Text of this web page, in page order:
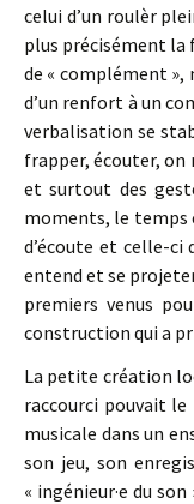
celui d’un roulèr
plus précisément la
de « complément
d’un renfort à un
verbalisation se
frapper, écouter, on
et surtout des
moments, le temps
d’écoute et celle-
entend et se
premiers venus
construction qui a
La petite création
raccourci pouvait le
musicale dans un
son jeu, son
« ingénieur·e du